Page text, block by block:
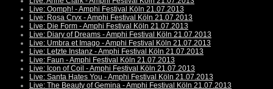
Live: Oomph! - Amphi Festival Köln 21.07.2013
Live: Rosa Crvx - Amphi Festival Köln 21.07.2013
Live: Die Form - Amphi Festival Köln 21.07.2013
Live: Diary of Dreams - Amphi Festival Köln 21.07.2013
Live: Umbra et Imago - Amphi Festival Köln 21.07.2013
Live: Letzte Instanz - Amphi Festival Köln 21.07.2013
Live: Faun - Amphi Festival Köln 21.07.2013
Live: Icon of Coil - Amphi Festival Köln 21.07.2013
Live: Santa Hates You - Amphi Festival Köln 21.07.2013
Live: The Beauty of Gemina - Amphi Festival Köln 21.07.2013